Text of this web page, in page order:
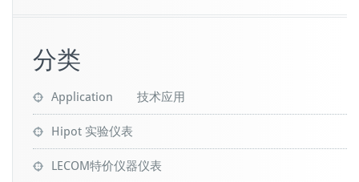
分类
Application 技术应用
Hipot 实验仪表
LECOM特价仪器仪表